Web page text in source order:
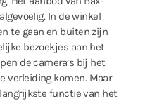
In de winkel
te gaan en buiten zijn
bezoekjes aan het
de camera’s bij het
verleiding komen. Maar
functie van het